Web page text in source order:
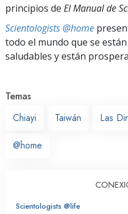
principios de El Manual de
Scientologists @home
todo el mundo que se
saludables y están
Temas
Chiayi
Taiwán Las
@home
Scientologists @life